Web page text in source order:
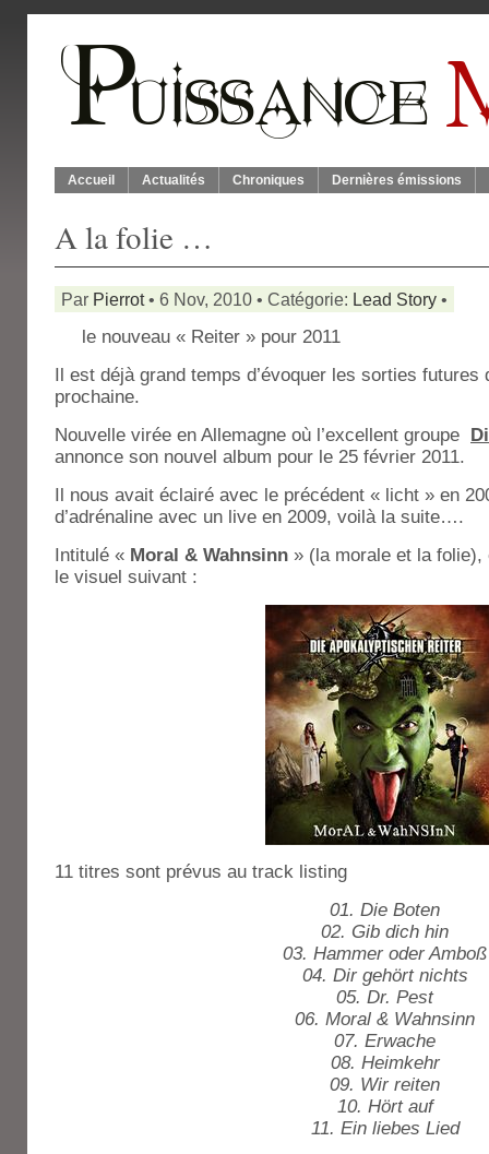
Accueil Actualités Chroniques Dernières émissions
A la folie …
Par Pierrot• 6 Nov, 2010 • Catégorie: Lead Story •
le nouveau « Reiter » pour 2011
Il est déjà grand temps d’évoquer les sorties futures
prochaine.
Nouvelle virée en Allemagne où l’excellent groupe
annonce son nouvel album pour le 25 février 2011.
Il nous avait éclairé avec le précédent « licht » en
d’adrénaline avec un live en 2009, voilà la suite….
Intitulé « Moral & Wahnsinn » (la morale et la
le visuel suivant :
11 titres sont prévus au track listing
01. Die Boten
02. Gib dich hin
03. Hammer oder Amboß
04. Dir gehört nichts
05. Dr. Pest
06. Moral & Wahnsinn
07. Erwache
08. Heimkehr
09. Wir reiten
10. Hört auf
11. Ein liebes Lied